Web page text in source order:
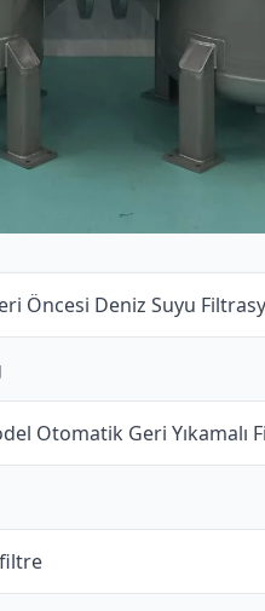
Öncesi Deniz Suyu
Otomatik Geri Yıkamalı